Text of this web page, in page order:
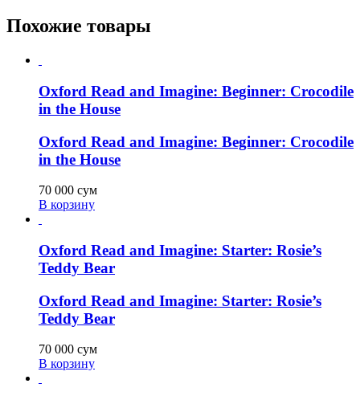
Похожие товары
Oxford Read and Imagine: Beginner: Crocodile
in the House
Oxford Read and Imagine: Beginner: Crocodile
in the House
70 000 сум
В корзину
Oxford Read and Imagine: Starter: Rosie’s
Teddy Bear
Oxford Read and Imagine: Starter: Rosie’s
Teddy Bear
70 000 сум
В корзину